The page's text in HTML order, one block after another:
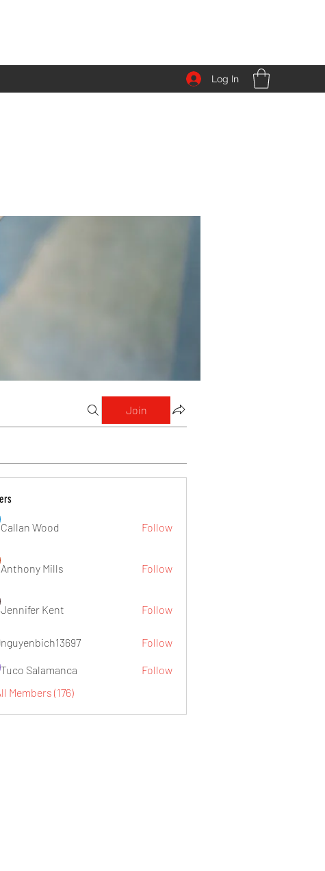
Log In
Join
Callan Wood Follow
Anthony Mills Follow
Jennifer Kent Follow
nguyenbich13697 Follow
Tuco Salamanca
Follow
Members (176)